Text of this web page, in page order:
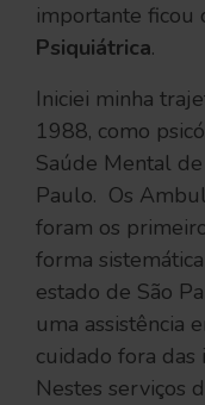
importante ficou
Psiquiátrica.
Iniciei minha
1988, como
Saúde Mental
Paulo. Os
foram os
forma
estado de São
uma assistência
cuidado fora das
Nestes serviços